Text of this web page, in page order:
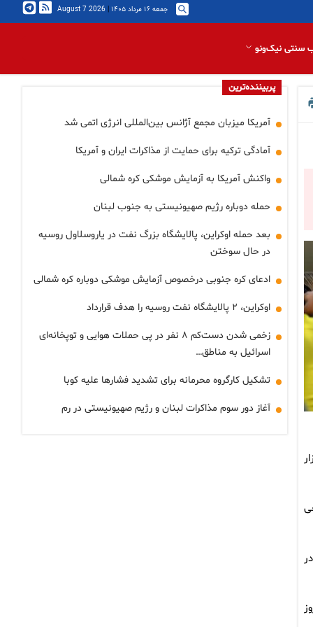
جمعه ۱۶ مرداد ۱۴۰۵ |
2026 August 7
سنتی نیک‌ونو
روز
پربیننده‌ترین
آمریکا میزبان مجمع آژانس بین‌المللی انرژی اتمی شد
آمادگی ترکیه برای حمایت از مذاکرات ایران و آمریکا
واکنش آمریکا به آزمایش موشکی کره شمالی
حمله دوباره رژیم صهیونیستی به جنوب لبنان
بعد حمله اوکراین، پالایشگاه بزرگ نفت در یاروسلاول روسیه
در حال سوختن
ادعای کره جنوبی درخصوص آزمایش موشکی دوباره کره شمالی
اوکراین، ۲ پالایشگاه نفت روسیه را هدف قرارداد
زخمی شدن دست‌کم ۸ نفر در پی حملات هوایی و توپخانه‌ای
اسرائیل به مناطق…
تشکیل کارگروه محرمانه برای تشدید فشارها علیه کوبا
آغاز دور سوم مذاکرات لبنان و رژیم صهیونیستی در رم